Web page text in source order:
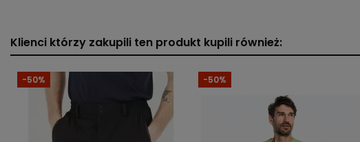
Typ produktu
Materiał dominujący
Długość nogawki
Klienci którzy zakupili ten produkt kupili również:
-50% -50%